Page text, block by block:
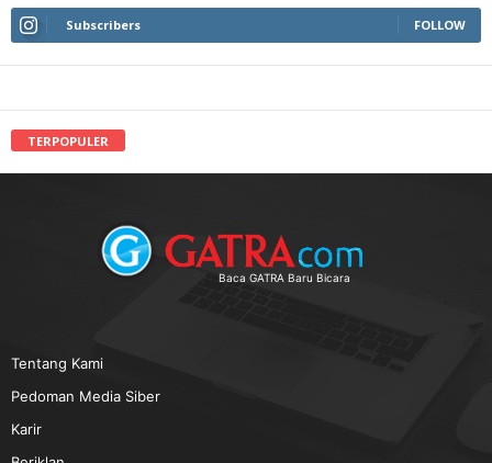
Subscribers FOLLOW